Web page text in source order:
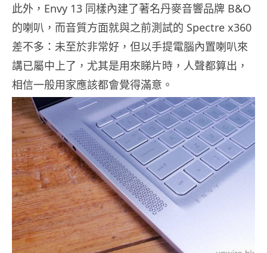
此外，Envy 13 同樣內建了著名丹麥音響品牌 B&O
的喇叭，而音質方面就與之前測試的 Spectre x360
差不多：未至於非常好，但以手提電腦內置喇叭來
講已屬中上了，尤其是用來睇片時，人聲都算出，
相信一般用家應該都會覺得滿意。